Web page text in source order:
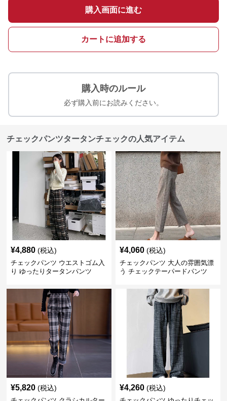
購入画面に進む
カートに追加する
購入時のルール
必ず購入前にお読みください。
チェックパンツタータンチェックの人気アイテム
¥4,880 (税込)
チェックパンツ ウエストゴム入
り ゆったりタータンパンツ
¥4,060 (税込)
チェックパンツ 大人の雰囲気漂
う チェックテーパードパンツ
¥5,820 (税込) ¥4,260 (税込)